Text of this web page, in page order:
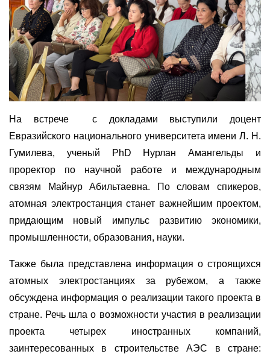
На встрече
с докладами выступили доцент
Евразийского национального университета имени Л. Н.
Гумилева, ученый PhD Нурлан Амангельды и
проректор по научной работе и международным
связям Майнур Абильтаевна. По словам спикеров,
атомная электростанция станет важнейшим проектом,
придающим новый импульс развитию экономики,
промышленности, образования, науки.
Также была представлена информация о строящихся
атомных электростанциях за рубежом, а также
обсуждена информация о реализации такого проекта в
стране. Речь шла о возможности участия в реализации
проекта четырех иностранных компаний,
заинтересованных в строительстве АЭС в стране: